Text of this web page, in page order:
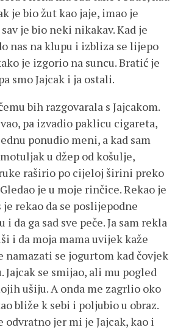
je bio žut kao jaje, imao je
je bio neki nikakav. Kad je
nas na klupu i izbliza se lijepo
je izgorio na suncu. Bratić je
smo Jajcak i ja ostali.
bih razgovarala s Jajcakom.
pa izvadio paklicu cigareta,
ponudio meni, a kad sam
u džep od košulje,
raširio po cijeloj širini preko
je u moje rinčice. Rekao je
je rekao da se poslijepodne
i da ga sad sve peče. Ja sam rekla
i da moja mama uvijek kaže
namazati se jogurtom kad čovjek
Jajcak se smijao, ali mu pogled
ušiju. A onda me zagrlio oko
bliže k sebi i poljubio u obraz.
odvratno jer mi je Jajcak, kao i